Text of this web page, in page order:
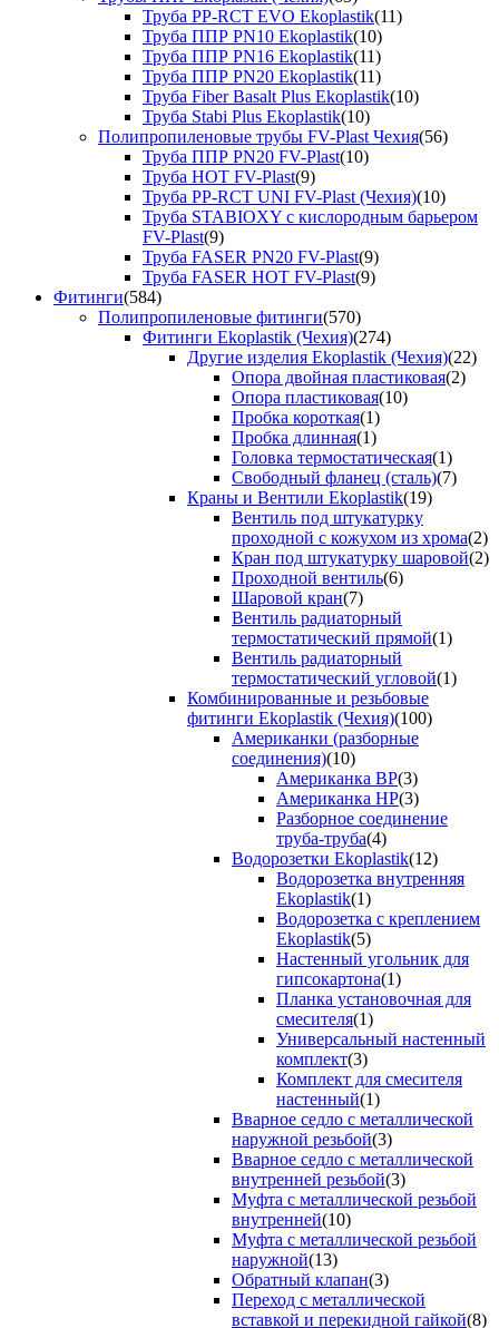
Труба PP-RCT EVO Ekoplastik(11)
Труба ППР PN10 Ekoplastik(10)
Труба ППР PN16 Ekoplastik(11)
Труба ППР PN20 Ekoplastik(11)
Труба Fiber Basalt Plus Ekoplastik(10)
Труба Stabi Plus Ekoplastik(10)
Полипропиленовые трубы FV-Plast Чехия(56)
Труба ППР PN20 FV-Plast(10)
Труба HOT FV-Plast(9)
Труба PP-RCT UNI FV-Plast (Чехия)(10)
Труба STABIOXY с кислородным барьером
FV-Plast(9)
Труба FASER PN20 FV-Plast(9)
Труба FASER HOT FV-Plast(9)
Фитинги(584)
Полипропиленовые фитинги(570)
Фитинги Ekoplastik (Чехия)(274)
Другие изделия Ekoplastik (Чехия)(22)
Опора двойная пластиковая(2)
Опора пластиковая(10)
Пробка короткая(1)
Пробка длинная(1)
Головка термостатическая(1)
Свободный фланец (сталь)(7)
Краны и Вентили Ekoplastik(19)
Вентиль под штукатурку
проходной с кожухом из хрома(2)
Кран под штукатурку шаровой(2)
Проходной вентиль(6)
Шаровой кран(7)
Вентиль радиаторный
термостатический прямой(1)
Вентиль радиаторный
термостатический угловой(1)
Комбинированные и резьбовые
фитинги Ekoplastik (Чехия)(100)
Американки (разборные
соединения)(10)
Американка ВР(3)
Американка НР(3)
Разборное соединение
труба-труба(4)
Водорозетки Ekoplastik(12)
Водорозетка внутренняя
Ekoplastik(1)
Водорозетка с креплением
Ekoplastik(5)
Настенный угольник для
гипсокартона(1)
Планка установочная для
смесителя(1)
Универсальный настенный
комплект(3)
Комплект для смесителя
настенный(1)
Вварное седло с металлической
наружной резьбой(3)
Вварное седло с металлической
внутренней резьбой(3)
Муфта с металлической резьбой
внутренней(10)
Муфта с металлической резьбой
наружной(13)
Обратный клапан(3)
Переход с металлической
вставкой и перекидной гайкой(8)